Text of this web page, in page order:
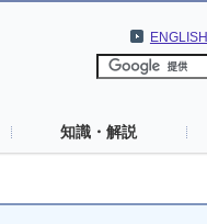
ENGLISH
知識・解説